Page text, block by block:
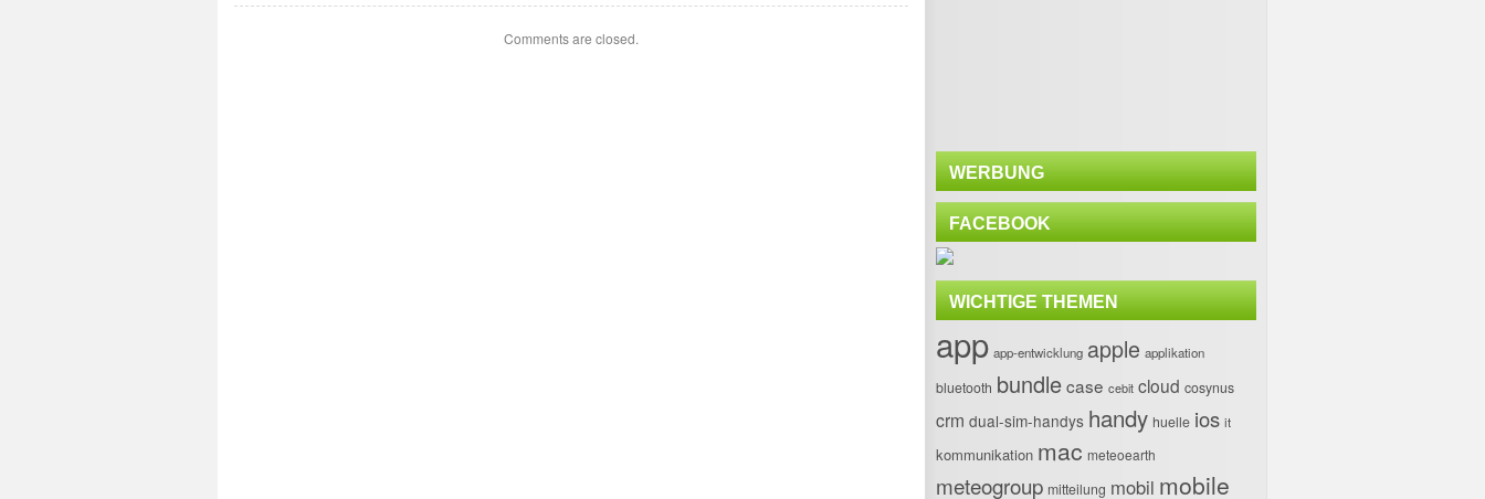
Comments are closed.
WERBUNG
FACEBOOK
WICHTIGE THEMEN
app app-entwicklung apple applikation
bluetooth bundlecase cebit cloud cosynus
crm dual-sim-handys handy huelle ios it
kommunikation mac meteoearth
meteogroup mitteilung mobil mobile